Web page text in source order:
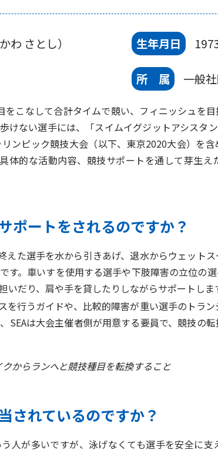
わ さとし） 生年月日
所 属 一般
こなして合計タイムで競い、フィニッシュを目
けない選手には、「スイムイグジットアシスタ
ンピック競技大会（以下、東京2020大会）を
体的な活動内容、競技サポートを通して芽生
ポートをされるのですか？
た選手を水から引きあげ、退水からウェット
す。車いすを使用する選手や下肢障害の立位の
だり、肩や手を貸したりしながらサポートしま
行うガイドや、比較的障害が重い選手のトラン
SEAは大会主催者側が用意する要員で、競技の
からランへと競技種目を転換すること
されているのですか？
が多いですが、泳げなくても選手を安全に支